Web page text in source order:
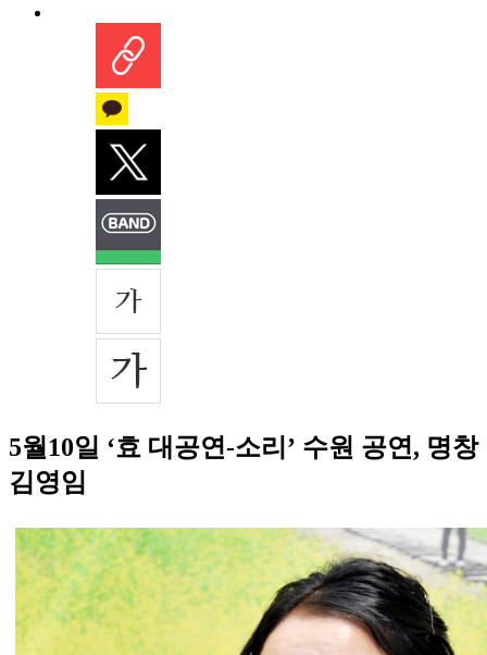
5월10일 ‘효 대공연-소리’ 수원 공연, 명창
김영임